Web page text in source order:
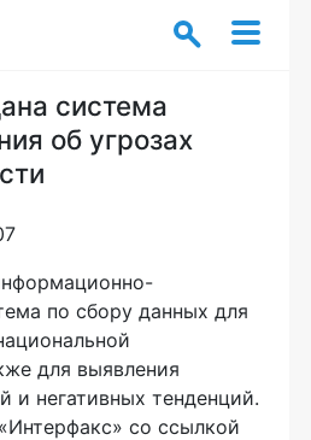
система
об угрозах
по сбору данных для
для выявления
и негативных тенденций.
«Интерфакс» со ссылкой